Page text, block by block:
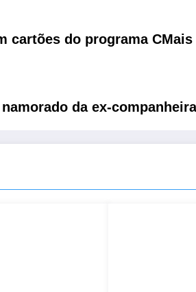
cartões do programa
da ex-